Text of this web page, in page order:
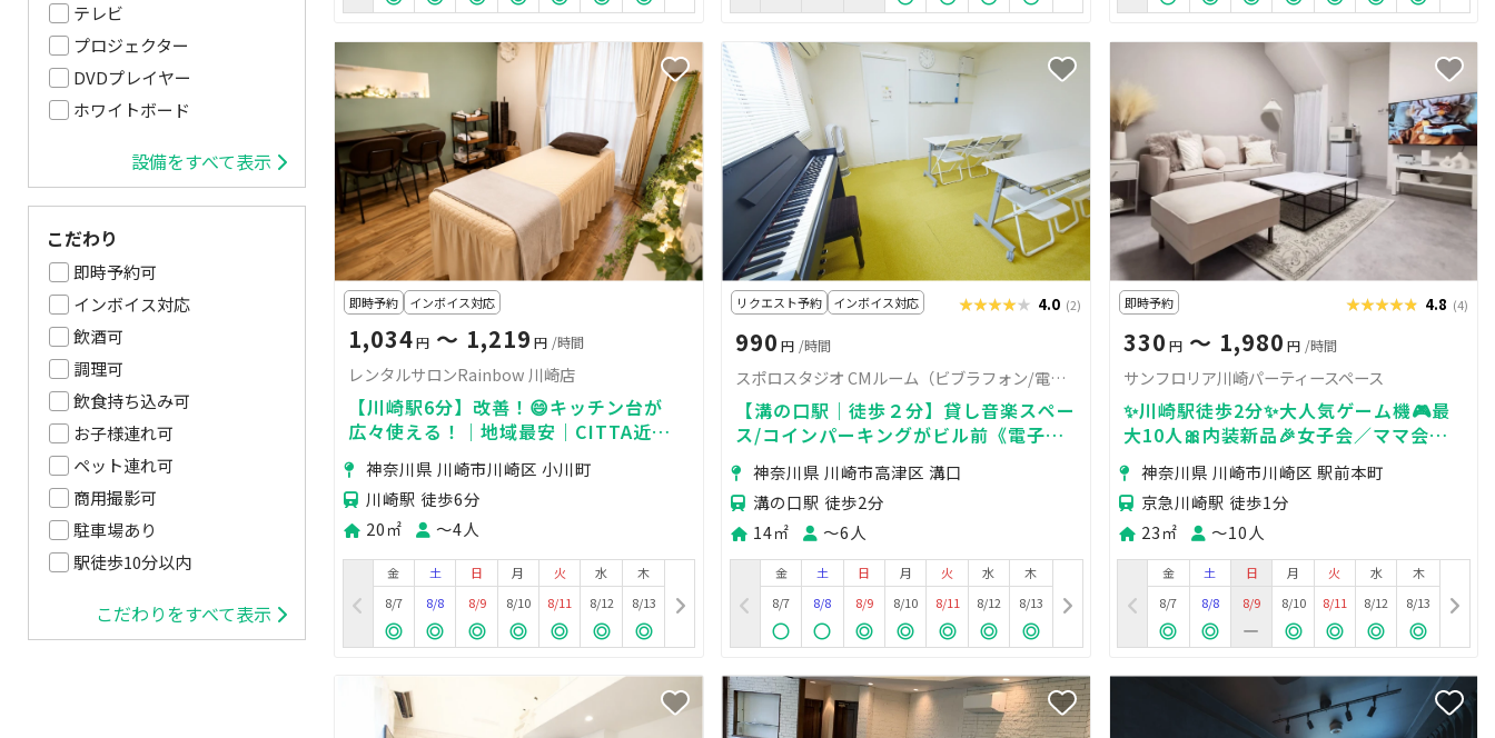
テレビ
プロジェクター
ホワイトボード
DVDプレイヤー
設備をすべて表示
こだわり
即時予約可
インボイス対応
駅徒歩10分以内
飲酒可
調理可
飲食持ち込み可
お子様連れ可
ペット連れ可
商用撮影可
駐車場あり
こだわりをすべて表示
即時予約 インボイス対応
1,034円 〜 1,219 円 /時間
レンタルサロンRainbow 川崎店
【川崎駅6分】改善！😄キッチン台が
広々使える！｜地域最安｜CITTA近い
｜集客サイト掲載OK｜室内トイレ完備
｜EV有
神奈川県 川崎市川崎区 小川町
川崎駅 徒歩6分
20㎡
〜4人
金
8/7
土
8/8
日
8/9
月
8/10
火
8/11
水
8/12
木
8/13
リクエスト予約 インボイス対応 ★★★★★
★★★★★ 4.0 (2)
990 円 /時間
スポロスタジオ CMルーム（ビブラフォン/電子ピアノ）
【溝の口駅｜徒歩２分】貸し音楽スペー
ス/コインパーキングがビル前《電子ピ
アノ・ビブラフォン有》
神奈川県 川崎市高津区 溝口
溝の口駅 徒歩2分
14㎡
〜6人
金
8/7
土
8/8
日
8/9
月
8/10
火
8/11
水
8/12
木
8/13
即時予約 ★★★★★
★★★★★ 4.8 (4)
330 円〜 1,980 円 /時間
サンフロリア川崎パーティースペース
✨川崎駅徒歩2分✨大人気ゲーム機🎮最
大10人🎀内装新品🎉女子会／ママ会／
歓迎会／撮影／推し活／デート
神奈川県 川崎市川崎区 駅前本町
京急川崎駅 徒歩1分
23㎡
〜10人
金
8/7
土
8/8
日
8/9
月
8/10
火
8/11
水
8/12
木
8/13